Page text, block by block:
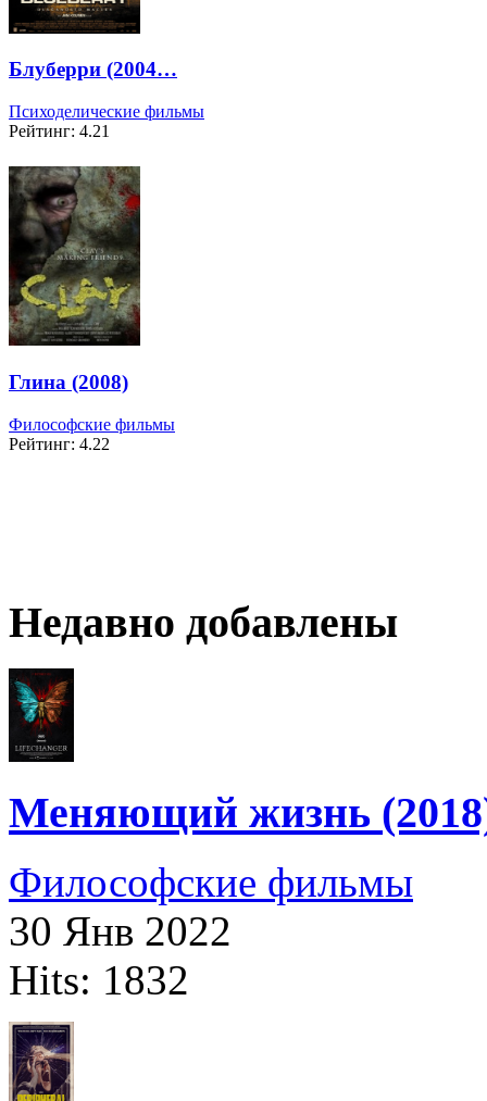
Блуберри (2004…
Психоделические фильмы
Рейтинг: 4.21
Глина (2008)
Философские фильмы
Рейтинг: 4.22
Недавно добавлены
Меняющий жизнь
Философские фильмы
30 Янв 2022
Hits: 1832